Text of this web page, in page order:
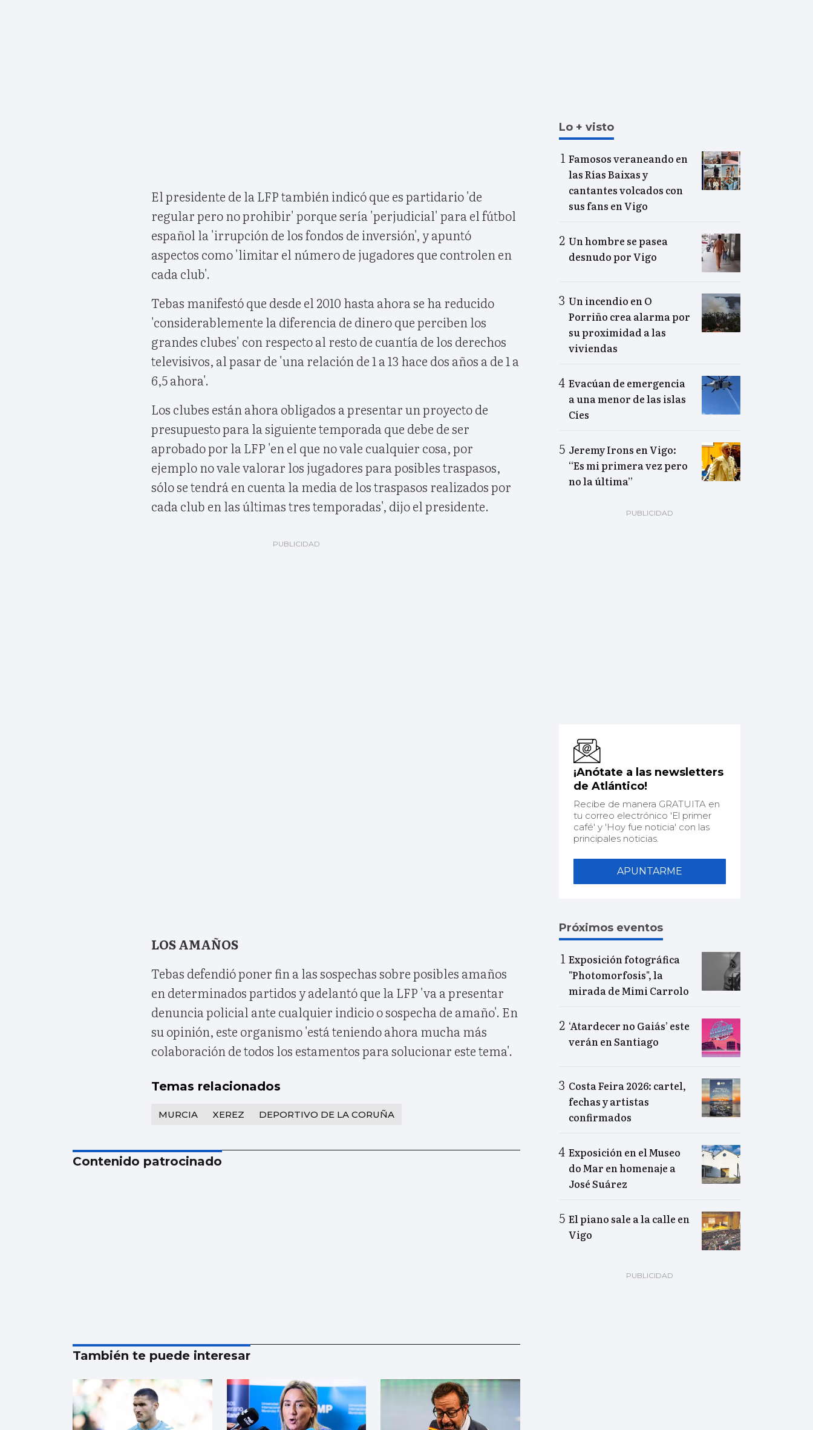
El presidente de la LFP también indicó que es partidario 'de
regular pero no prohibir' porque sería 'perjudicial' para el fútbol
español la 'irrupción de los fondos de inversión', y apuntó
aspectos como 'limitar el número de jugadores que controlen en
cada club'.
Tebas manifestó que desde el 2010 hasta ahora se ha reducido
'considerablemente la diferencia de dinero que perciben los
grandes clubes' con respecto al resto de cuantía de los derechos
televisivos, al pasar de 'una relación de 1 a 13 hace dos años a de 1 a
6,5 ahora'.
Los clubes están ahora obligados a presentar un proyecto de
presupuesto para la siguiente temporada que debe de ser
aprobado por la LFP 'en el que no vale cualquier cosa, por
ejemplo no vale valorar los jugadores para posibles traspasos,
sólo se tendrá en cuenta la media de los traspasos realizados por
cada club en las últimas tres temporadas', dijo el presidente.
LOS AMAÑOS
Tebas defendió poner fin a las sospechas sobre posibles amaños
en determinados partidos y adelantó que la LFP 'va a presentar
denuncia policial ante cualquier indicio o sospecha de amaño'. En
su opinión, este organismo 'está teniendo ahora mucha más
colaboración de todos los estamentos para solucionar este tema'.
Temas relacionados
MURCIA XEREZ DEPORTIVO DE LA CORUÑA
Contenido patrocinado
También te puede interesar
Lo + visto
Famosos veraneando en
las Rías Baixas y
cantantes volcados con
sus fans en Vigo
Un hombre se pasea
desnudo por Vigo
Un incendio en O
Porriño crea alarma por
su proximidad a las
viviendas
Evacúan de emergencia
a una menor de las islas
Cíes
Jeremy Irons en Vigo:
“Es mi primera vez pero
no la última”
¡Anótate a las newsletters
de Atlántico!
Recibe de manera GRATUITA en
tu correo electrónico 'El primer
café' y 'Hoy fue noticia' con las
principales noticias.
APUNTARME
Próximos eventos
Exposición fotográfica
"Photomorfosis", la
mirada de Mimi Carrolo
‘Atardecer no Gaiás’ este
verán en Santiago
Costa Feira 2026: cartel,
fechas y artistas
confirmados
Exposición en el Museo
do Mar en homenaje a
José Suárez
El piano sale a la calle en
Vigo